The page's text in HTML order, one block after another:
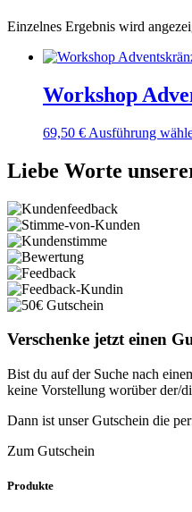
Einzelnes Ergebnis wird
Workshop
69,50 € Ausführung
Liebe Worte
Verschenke jetzt einen
Bist du auf der Suche nach
keine Vorstellung worüber der/
Dann ist unser Gutschein die
Zum Gutschein
Produkte